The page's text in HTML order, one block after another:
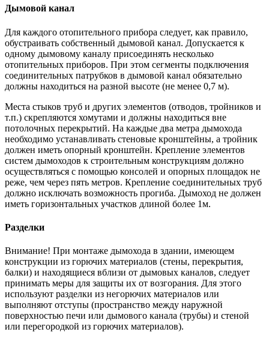
Дымовой канал
Для каждого отопительного прибора следует, как правило,
обустраивать собственный дымовой канал. Допускается к
одному дымовому каналу присоединять несколько
отопительных приборов. При этом сегменты подключения
соединительных патрубков в дымовой канал обязательно
должны находиться на разной высоте (не менее 0,7 м).
Места стыков труб и других элементов (отводов, тройников и
т.п.) скрепляются хомутами и должны находиться вне
потолочных перекрытий. На каждые два метра дымохода
необходимо устанавливать стеновые кронштейны, а тройник
должен иметь опорный кронштейн. Крепление элементов
систем дымоходов к строительным конструкциям должно
осуществляться с помощью консолей и опорных площадок не
реже, чем через пять метров. Крепление соединительных труб
должно исключать возможность прогиба. Дымоход не должен
иметь горизонтальных участков длиной более 1м.
Разделки
Внимание! При монтаже дымохода в здании, имеющем
конструкции из горючих материалов (стены, перекрытия,
балки) и находящиеся вблизи от дымовых каналов, следует
принимать меры для защиты их от возгорания. Для этого
используют разделки из негорючих материалов или
выполняют отступы (пространство между наружной
поверхностью печи или дымового канала (трубы) и стеной
или перегородкой из горючих материалов).